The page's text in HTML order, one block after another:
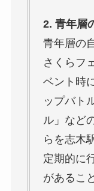
2. 青年層
青年層の
さくらフ
ベント時
ップバト
ル」など
らを志木
定期的に
があるこ